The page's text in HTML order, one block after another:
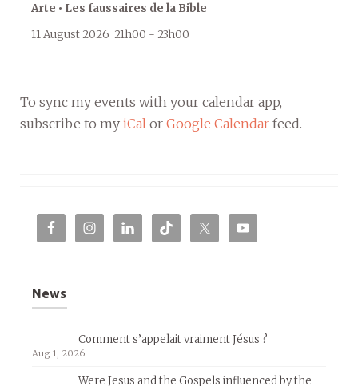
Arte • Les faussaires de la Bible
11 August 2026 21h00 - 23h00
To sync my events with your calendar app,
subscribe to my iCal or Google Calendar feed.
News
Comment s’appelait vraiment Jésus ?
Aug 1, 2026
Were Jesus and the Gospels influenced by the